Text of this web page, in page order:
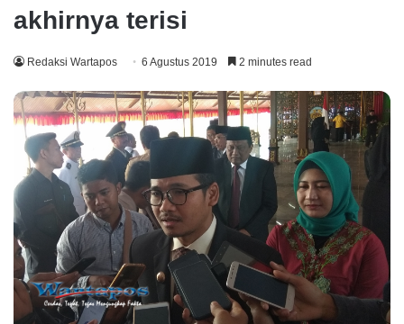
akhirnya terisi
Redaksi Wartapos 6 Agustus 2019 2 minutes read